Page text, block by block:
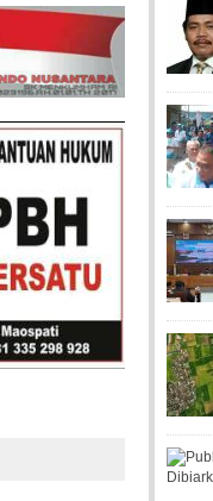
36-15-097